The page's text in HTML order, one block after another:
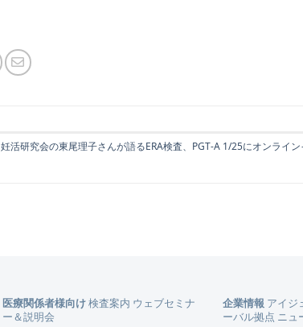
妊活研究会の東尾理子さんが語るERA検査、PGT-A 1/25にオンライン
医療関係者様向け検査案内 ウェブセミナ
ー＆説明会
企業情報 アイジ
ーバル拠点 ニュ